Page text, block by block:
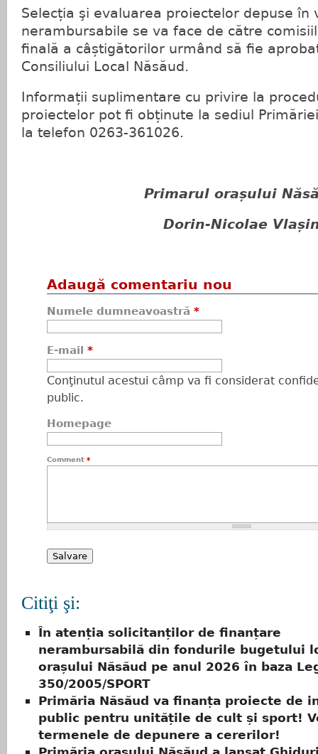
Selecția şi evaluarea proiectelor depuse în
nerambursabile se va face de către
finală a câștigătorilor urmând să fie
Consiliului Local Năsăud.
Informații suplimentare cu privire la
proiectelor pot fi obținute la sediul
la telefon 0263-361026.
Primarul orașului
Dorin-Nicolae
Adaugă comentariu nou
Numele dumneavoastră *
E-mail *
Conţinutul acestui câmp va fi considerat
public.
Homepage
Comment *
Citiţi şi:
În atenția solicitanților de finanțare
nerambursabilă din fondurile bugetului
orașului Năsăud pe anul 2026 în baza
350/2005/SPORT
Primăria Năsăud va finanța proiecte de
public pentru unitățile de cult și sport!
termenele de depunere a cererilor!